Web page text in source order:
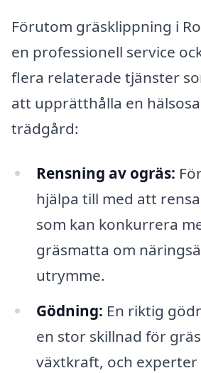
Förutom gräsklippning i
en professionell service
flera relaterade tjänster
att upprätthålla en
trädgård:
Rensning av ogräs:
hjälpa till med att
som kan konkurrera
gräsmatta om
utrymme.
Gödning: En riktig
en stor skillnad för
växtkraft, och experter